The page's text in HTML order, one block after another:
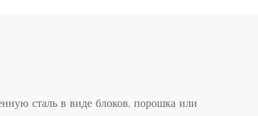
сталь в виде блоков, порошка или